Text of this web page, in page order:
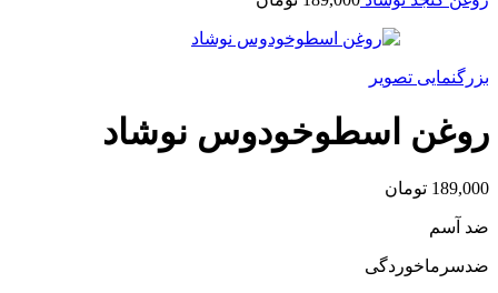
بزرگنمایی تصویر
روغن اسطوخودوس نوشاد
189,000 تومان
ضد آسم
ضدسرماخوردگی